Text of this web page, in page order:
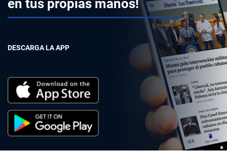
en tus propias manos!
DESCARGA LA APP